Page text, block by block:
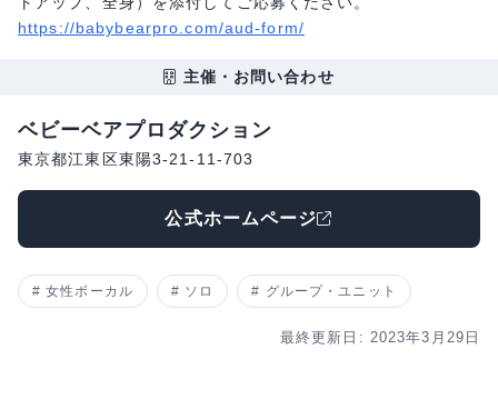
https://babybearpro.com/aud-form/
主催・お問い合わせ
ベビーベアプロダクション
東京都江東区東陽3-21-11-703
公式ホームページ
女性ボーカル ソロ グループ・ユニット
最終更新日: 2023年3月29日